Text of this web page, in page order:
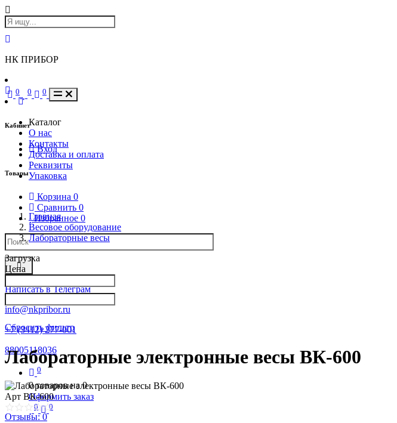
НК ПРИБОР
Кабинет
Вход
Товары
Корзина 0
Сравнить 0
Избранное 0
Написать в Телеграм
info@nkpribor.ru
+7 (3412) 277-001
88005118036
0
0 товаров на0
Оформить заказ
0 0
0 0 0
Каталог
О нас
Контакты
Доставка и оплата
Реквизиты
Упаковка
Главная
Весовое оборудование
Лабораторные весы
Загрузка
Цена
Сбросить фильтр
Лабораторные электронные весы ВК-600
Арт ВК-600
Отзывы: 0